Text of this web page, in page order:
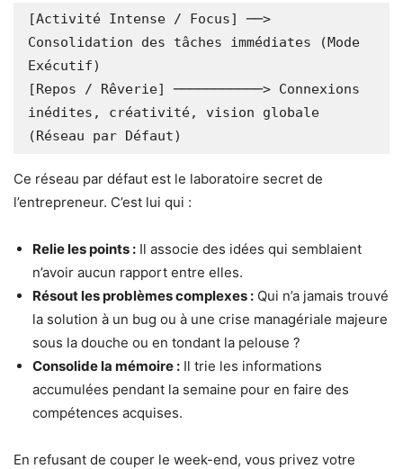
[Activité Intense / Focus] ──>
Consolidation des tâches immédiates (Mode
Exécutif)
[Repos / Rêverie] ───────────> Connexions
inédites, créativité, vision globale
Ce réseau par défaut est le laboratoire secret de
l’entrepreneur. C’est lui qui :
Relie les points : Il associe des idées qui semblaient
n’avoir aucun rapport entre elles.
Résout les problèmes complexes : Qui n’a jamais trouvé
la solution à un bug ou à une crise managériale majeure
sous la douche ou en tondant la pelouse ?
Consolide la mémoire : Il trie les informations
accumulées pendant la semaine pour en faire des
compétences acquises.
En refusant de couper le week-end, vous privez votre